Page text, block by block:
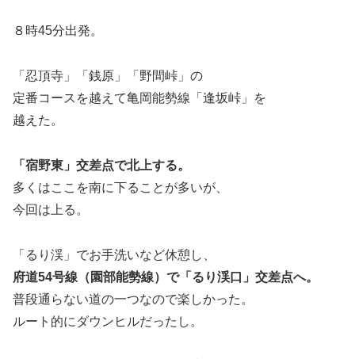
８時45分出発。
「忍頂寺」「銭原」「野間峠」の
定番コースを越えて亀岡能勢線「逢坂峠」を
越えた。
「宿野東」交差点で北上する。
多くはここを南に下ることが多いが、
今回は上る。
「るり渓」でお手洗いなど休憩し、
府道54号線（園部能勢線）で「るり渓口」交差点へ。
普段通らない道の一つなので楽しかった。
ルート的にダウンヒルだったし。